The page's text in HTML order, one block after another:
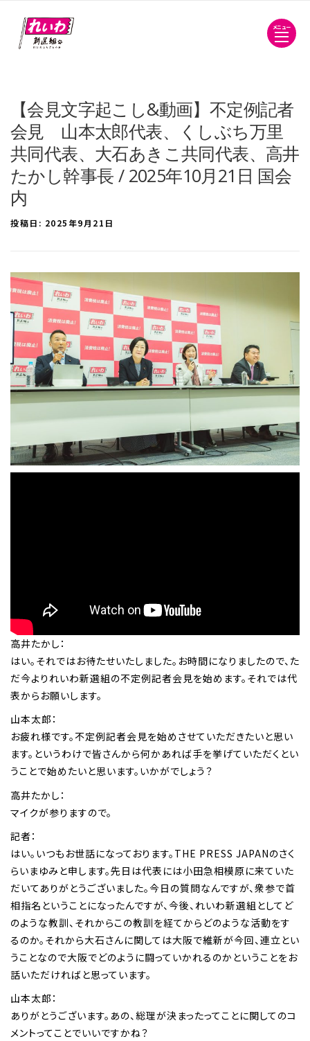
メニュー
【会見文字起こし&動画】不定例記者
会見 山本太郎代表、くしぶち万里
共同代表、大石あきこ共同代表、高井
たかし幹事長 / 2025年10月21日 国会
内
投稿日: 2025年9月21日
高井たかし：
はい。それではお待たせいたしました。お時間になりましたので、た
だ今よりれいわ新選組の不定例記者会見を始めます。それでは代
表からお願いします。
山本太郎：
お疲れ様です。不定例記者会見を始めさせていただきたいと思い
ます。というわけで皆さんから何かあれば手を挙げていただくとい
うことで始めたいと思います。いかがでしょう？
高井たかし：
マイクが参りますので。
記者：
はい。いつもお世話になっております。THE PRESS JAPANのさく
らいまゆみと申します。先日は代表には小田急相模原に来ていた
だいてありがとうございました。今日の質問なんですが、衆参で首
相指名ということになったんですが、今後、れいわ新選組としてど
のような教訓、それからこの教訓を経てからどのような活動をす
るのか。それから大石さんに関しては大阪で維新が今回、連立とい
うことなので大阪でどのように闘っていかれるのかということをお
話いただければと思っています。
山本太郎：
ありがとうございます。あの、総理が決まったってことに関してのコ
メントってことでいいですかね？